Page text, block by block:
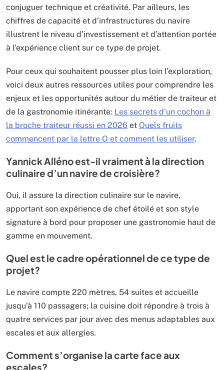
conjuguer technique et créativité. Par ailleurs, les
chiffres de capacité et d’infrastructures du navire
illustrent le niveau d’investissement et d’attention portée
à l’expérience client sur ce type de projet.
Pour ceux qui souhaitent pousser plus loin l’exploration,
voici deux autres ressources utiles pour comprendre les
enjeux et les opportunités autour du métier de traiteur et
de la gastronomie itinérante: Les secrets d’un cochon à
la broche traiteur réussi en 2026 et Quels fruits
commencent par la lettre O et comment les utiliser.
Yannick Alléno est-il vraiment à la direction
culinaire d’un navire de croisière?
Oui, il assure la direction culinaire sur le navire,
apportant son expérience de chef étoilé et son style
signature à bord pour proposer une gastronomie haut de
gamme en mouvement.
Quel est le cadre opérationnel de ce type de
projet?
Le navire compte 220 mètres, 54 suites et accueille
jusqu’à 110 passagers; la cuisine doit répondre à trois à
quatre services par jour avec des menus adaptables aux
escales et aux allergies.
Comment s’organise la carte face aux
escales?